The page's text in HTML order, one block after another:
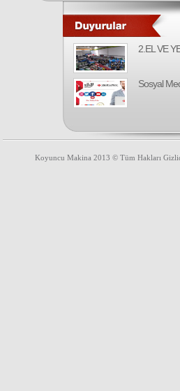
2.EL VE
Sosyal
Koyuncu Makina 2013 © Tüm Hakları